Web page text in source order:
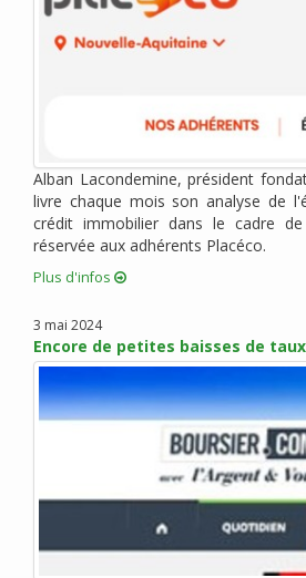
juillet 2016 (1)
juin 2016 (3)
janvier 2016 (2)
novembre 2015 (9)
octobre 2015 (6)
septembre 2015 (9)
juin 2015 (4)
mai 2015 (5)
avril 2015 (5)
mars 2015 (5)
décembre 2014 (1)
novembre 2014 (1)
Alban Lacondemine, président
livre chaque mois son analyse de
crédit immobilier dans le cadre
réservée aux adhérents Placéco.
Plus d'infos
3 mai 2024
Encore de petites baisses de